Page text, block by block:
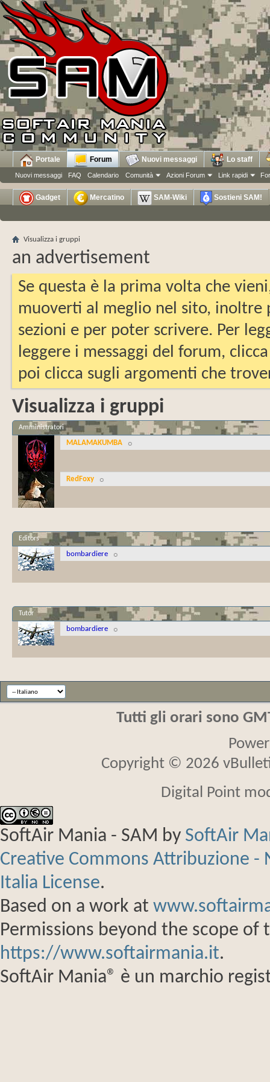
Portale Forum
Nuovi messaggi FAQ Calendario Comunità Azioni Forum Link rapidi
Nuovi messaggi Lo staff
Gadget Mercatino SAM-Wiki Sostieni SAM!
Visualizza i gruppi
an advertisement
Se questa è la prima volta che
muoverti al meglio nel sito, inoltre
sezioni e per poter scrivere. Per
leggere i messaggi del forum,
poi clicca sugli argomenti che
Visualizza i gruppi
Amministratori
MALAMAKUMBA
RedFoxy
Editors
bombardiere
Tutor
bombardiere
Tutti gli orari sono
Copyright © 2026
Digital Point
SoftAir Mania - SAM by SoftAir
Creative Commons Attribuzione
Italia License.
Based on a work at
Permissions beyond the scope of
https://www.softairmania.it.
SoftAir Mania® è un marchio